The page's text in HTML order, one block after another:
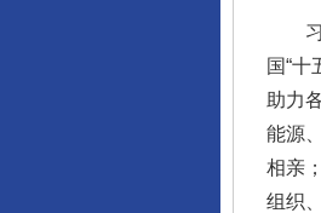
习近
国“十
助力
能源
相亲
组织